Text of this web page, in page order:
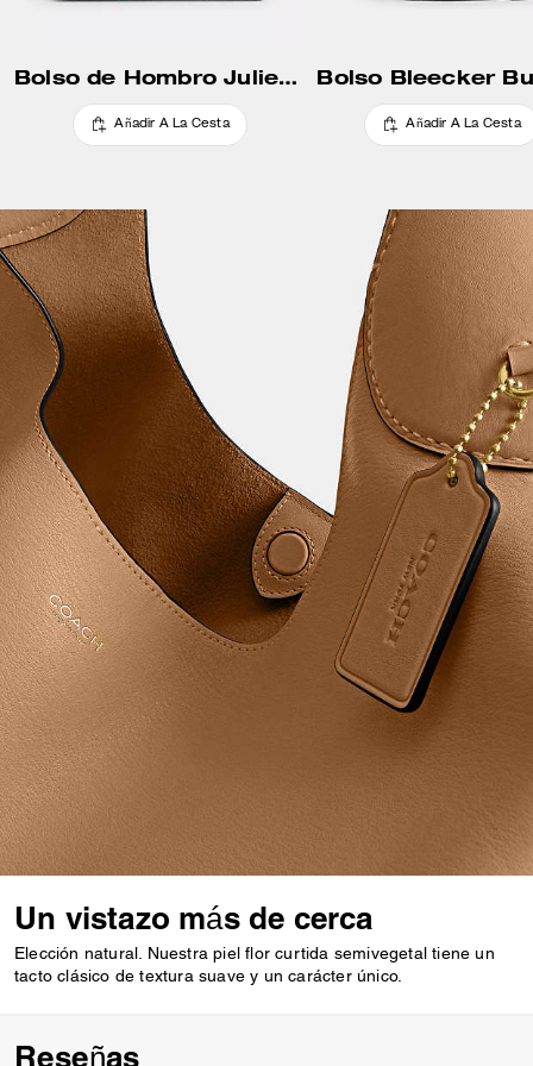
Bolso de Hombro Juliet 38
Añadir A La Cesta
Bolso Bleecker
Añadir A La Cesta
Un vistazo más de cerca
Elección natural. Nuestra piel flor curtida semivegetal tiene un
tacto clásico de textura suave y un carácter único.
Reseñas